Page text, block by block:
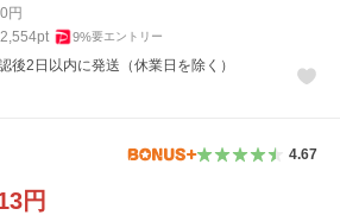
0 円
2,554pt 9%要エントリー
後2日以内に発送（休業日を除く）
4.67
円